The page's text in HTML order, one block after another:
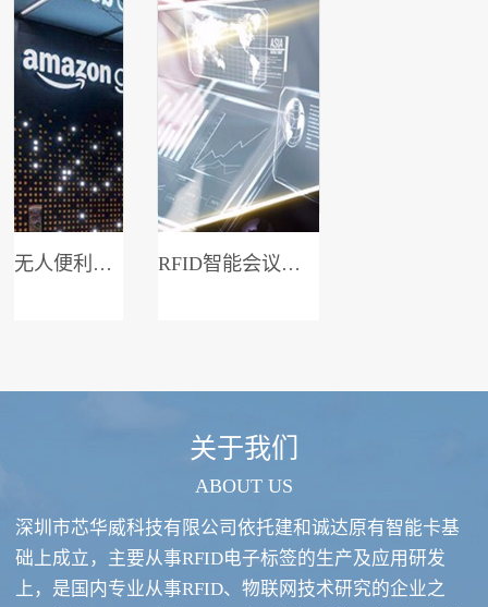
无人便利店系统 RFID智能会议签到系统
关于我们
ABOUT US
深圳市芯华威科技有限公司依托建和诚达原有智能卡基
础上成立，主要从事RFID电子标签的生产及应用研发
上，是国内专业从事RFID、物联网技术研究的企业之